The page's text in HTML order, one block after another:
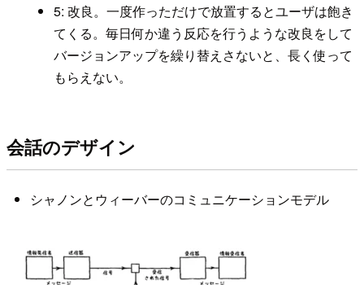
5: 改良。一度作っただけで放置するとユーザは飽き
てくる。毎日何か違う反応を行うような改良をして
バージョンアップを繰り替えさないと、長く使って
もらえない。
会話のデザイン
シャノンとウィーバーのコミュニケーションモデル